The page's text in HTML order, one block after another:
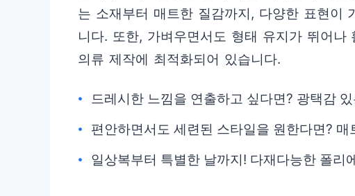
는 소재부터 매트한 질감까지, 다양한 표현이
니다. 또한, 가벼우면서도 형태 유지가 뛰어나
의류 제작에 최적화되어 있습니다.
드레시한 느낌을 연출하고 싶다면? 광택감
편안하면서도 세련된 스타일을 원한다면?
일상복부터 특별한 날까지! 다재다능한 폴리